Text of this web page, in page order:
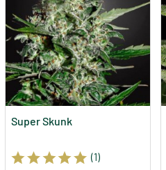
Super Skunk
(1)